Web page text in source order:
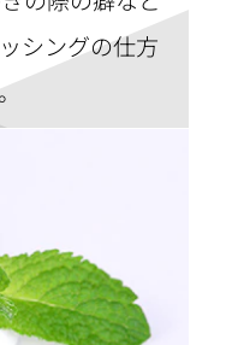
シングの仕方